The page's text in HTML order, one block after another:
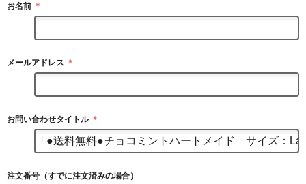
お名前 ＊
メールアドレス ＊
お問い合わせタイトル ＊
注文番号（すでに注文済みの場合）